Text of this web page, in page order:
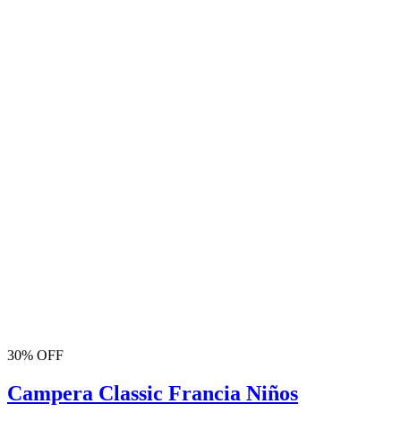
30% OFF
Campera Classic Francia Niños